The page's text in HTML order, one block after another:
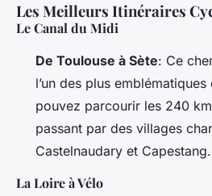
Les Meilleurs Itinéraires
Le Canal du Midi
De Toulouse à Sète: Ce
l’un des plus
pouvez parcourir les 240
passant par des villages
Castelnaudary et Capestang.
La Loire à Vélo